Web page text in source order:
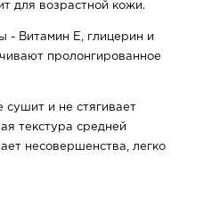
для возрастной кожи.
- Витамин Е, глицерин и
пролонгированное
сушит и не стягивает
текстура средней
несовершенства, легко